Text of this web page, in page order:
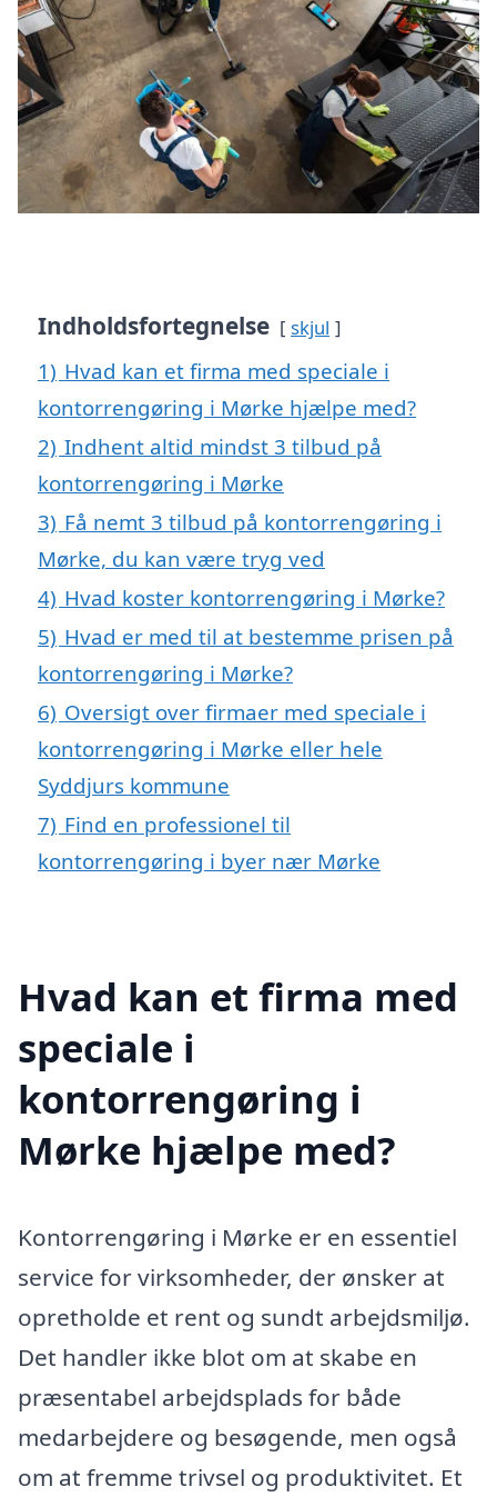
Indholdsfortegnelse skjul
1) Hvad kan et firma med speciale i
kontorrengøring i Mørke hjælpe med?
2) Indhent altid mindst 3 tilbud på
kontorrengøring i Mørke
3) Få nemt 3 tilbud på kontorrengøring i
Mørke, du kan være tryg ved
4) Hvad koster kontorrengøring i Mørke?
5) Hvad er med til at bestemme prisen på
kontorrengøring i Mørke?
6) Oversigt over firmaer med speciale i
kontorrengøring i Mørke eller hele
Syddjurs kommune
7) Find en professionel til
kontorrengøring i byer nær Mørke
Hvad kan et firma med
speciale i
kontorrengøring i
Mørke hjælpe med?
Kontorrengøring i Mørke er en essentiel
service for virksomheder, der ønsker at
opretholde et rent og sundt arbejdsmiljø.
Det handler ikke blot om at skabe en
præsentabel arbejdsplads for både
medarbejdere og besøgende, men også
om at fremme trivsel og produktivitet. Et